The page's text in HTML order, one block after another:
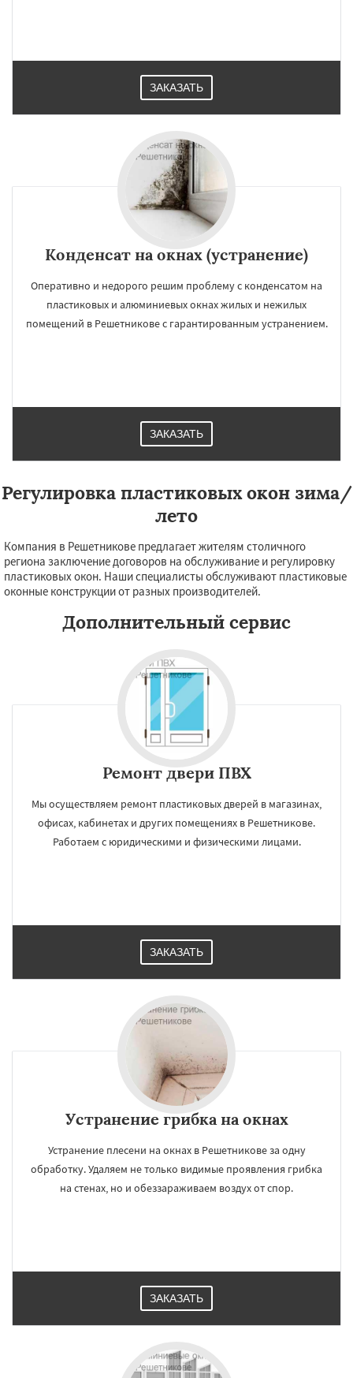
Работаем по
×
Родники Свердловск Северный
Тучково Уваровка
Фосфоритный Фряново
Черусти
Шаховская
ЗАКАЗАТЬ
Конденсат на окнах (устранение)
Оперативно и недорого решим проблему с конденсатом на
пластиковых и алюминиевых окнах жилых и нежилых
помещений в Решетникове с гарантированным устранением.
ЗАКАЗАТЬ
Регулировка пластиковых окон зима/
лето
Компания в Решетникове предлагает жителям столичного
региона заключение договоров на обслуживание и регулировку
пластиковых окон. Наши специалисты обслуживают пластиковые
оконные конструкции от разных производителей.
Дополнительный сервис
Ремонт двери ПВХ
Мы осуществляем ремонт пластиковых дверей в магазинах,
офисах, кабинетах и других помещениях в Решетникове.
Работаем с юридическими и физическими лицами.
ЗАКАЗАТЬ
Устранение грибка на окнах
Устранение плесени на окнах в Решетникове за одну
обработку. Удаляем не только видимые проявления грибка
на стенах, но и обеззараживаем воздух от спор.
ЗАКАЗАТЬ
×